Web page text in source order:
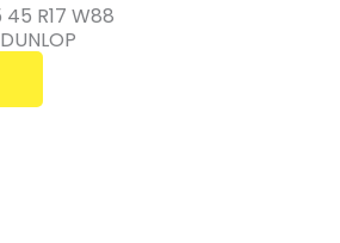
R17 W88